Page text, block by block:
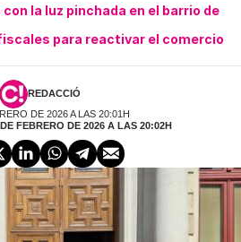
la luz pinchada en el barrio de
para reactivar el comercio
REDACCIÓ
DE 2026 A LAS 20:01H
FEBRERO DE 2026 A LAS 20:02H